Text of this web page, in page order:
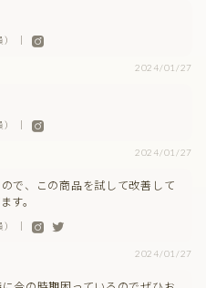
｜
2024/01/27
｜
2024/01/27
で、この商品を試して改善して
す。
｜
2024/01/27